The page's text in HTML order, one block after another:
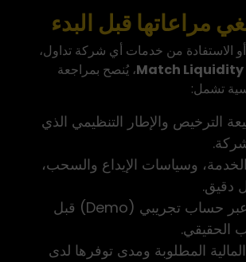
مراعاتها قبل البدء
الاستفادة من خدمات أي شركة تداول،
Match Liquidity، يُنصح بمراجعة
تشمل:
الترخيص والإطار التنظيمي الذي
وسياسات الإيداع والسحب،
دقيق.
عبر حساب تجريبي
(Demo) قبل
الحقيقي.
المطلوبة ومدى توفرها لدى